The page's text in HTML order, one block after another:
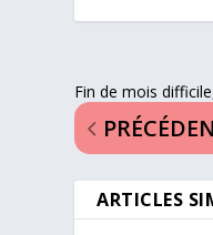
Fin de mois
ARTICLES